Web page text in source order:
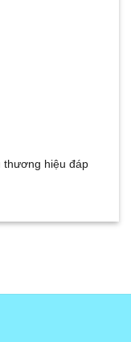
thương hiệu đáp